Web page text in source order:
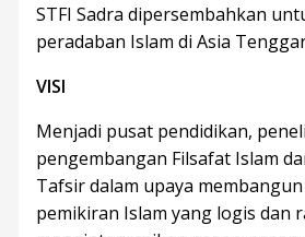
STFI Sadra dipersembahkan
peradaban Islam di Asia
VISI
Menjadi pusat pendidikan,
pengembangan Filsafat Islam
Tafsir dalam upaya
pemikiran Islam yang logis dan